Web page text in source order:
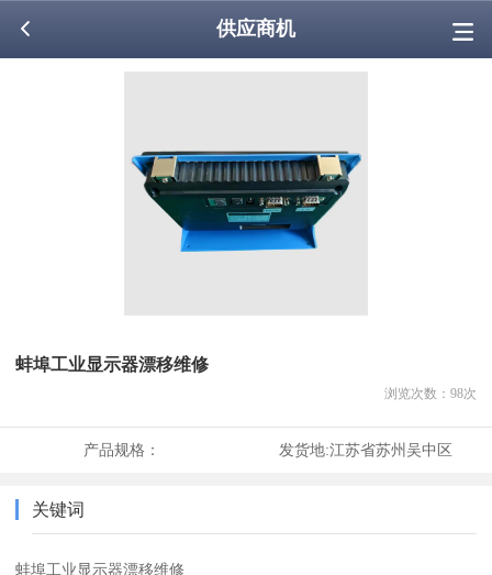
供应商机
蚌埠工业显示器漂移维修
浏览次数： 98次
产品规格： 发货地:江苏省苏州吴中区
关键词
蚌埠工业显示器漂移维修